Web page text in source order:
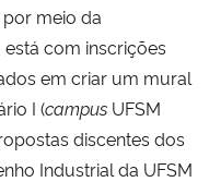
Comunicações
por meio da
com inscrições
em criar um mural
I (campus UFSM
discentes dos
Industrial da UFSM